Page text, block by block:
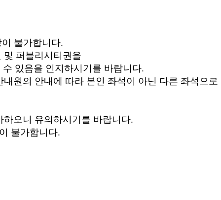
불가합니다.
및 퍼블리시티권을
있음을 인지하시기를 바랍니다.
원의 안내에 따라 본인 좌석이 아닌 다른 좌석으로
오니 유의하시기를 바랍니다.
불가합니다.